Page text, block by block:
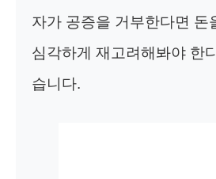
자가 공증을 거부한다면 돈
심각하게 재고려해봐야 한
습니다.